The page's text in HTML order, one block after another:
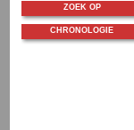
ZOEK OP
CHRONOLOGIE